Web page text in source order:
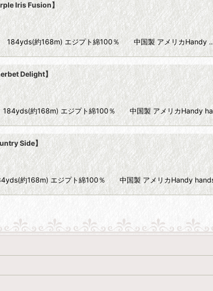
Iris Fusion】
約168m) エジプト綿100％ 中国製 アメリカHandy
Delight】
約168m) エジプト綿100％ 中国製 アメリカHandy
Side】
約168m) エジプト綿100％ 中国製 アメリカHandy